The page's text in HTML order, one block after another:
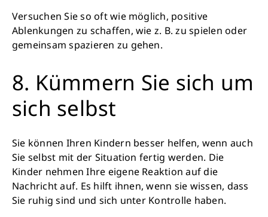
Versuchen Sie so oft wie möglich, positive
Ablenkungen zu schaffen, wie z. B. zu spielen oder
gemeinsam spazieren zu gehen.
8. Kümmern Sie sich um
sich selbst
Sie können Ihren Kindern besser helfen, wenn auch
Sie selbst mit der Situation fertig werden. Die
Kinder nehmen Ihre eigene Reaktion auf die
Nachricht auf. Es hilft ihnen, wenn sie wissen, dass
Sie ruhig sind und sich unter Kontrolle haben.